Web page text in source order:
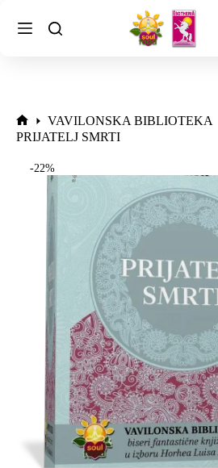
VAVILONSKA BIBLIOTEKA
PRIJATELJ SMRTI
-22%